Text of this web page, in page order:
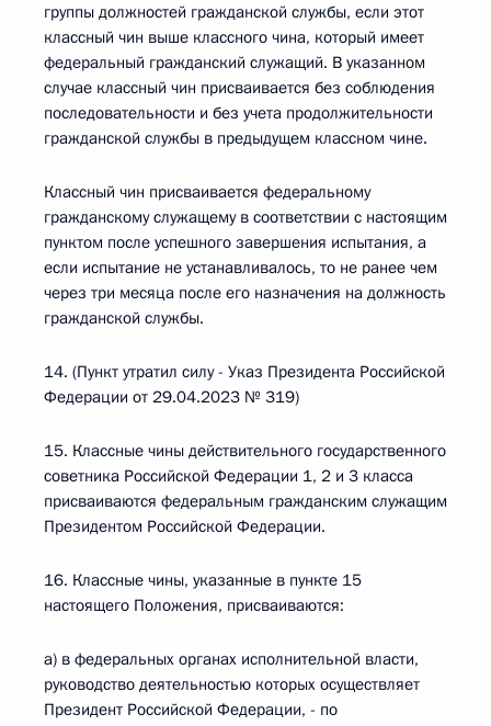
группы должностей гражданской службы, если этот
классный чин выше классного чина, который имеет
федеральный гражданский служащий. В указанном
случае классный чин присваивается без соблюдения
последовательности и без учета продолжительности
гражданской службы в предыдущем классном чине.
Классный чин присваивается федеральному
гражданскому служащему в соответствии с настоящим
пунктом после успешного завершения испытания, а
если испытание не устанавливалось, то не ранее чем
через три месяца после его назначения на должность
гражданской службы.
14. (Пункт утратил силу - Указ Президента Российской
Федерации от 29.04.2023 № 319)
15. Классные чины действительного государственного
советника Российской Федерации 1, 2 и 3 класса
присваиваются федеральным гражданским служащим
Президентом Российской Федерации.
16. Классные чины, указанные в пункте 15
настоящего Положения, присваиваются:
а) в федеральных органах исполнительной власти,
руководство деятельностью которых осуществляет
Президент Российской Федерации, - по